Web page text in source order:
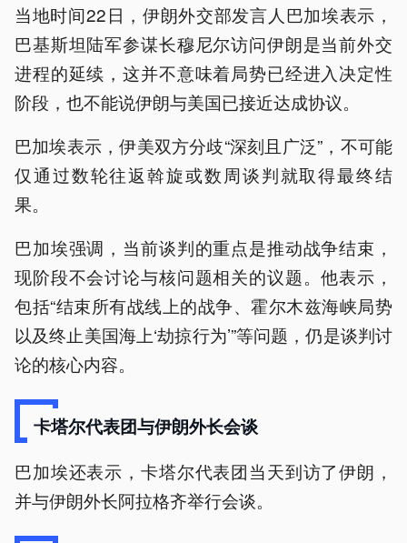
当地时间22日，伊朗外交部发言人巴加埃表示，
巴基斯坦陆军参谋长穆尼尔访问伊朗是当前外交
进程的延续，这并不意味着局势已经进入决定性
阶段，也不能说伊朗与美国已接近达成协议。
巴加埃表示，伊美双方分歧“深刻且广泛”，不可能
仅通过数轮往返斡旋或数周谈判就取得最终结
果。
巴加埃强调，当前谈判的重点是推动战争结束，
现阶段不会讨论与核问题相关的议题。他表示，
包括“结束所有战线上的战争、霍尔木兹海峡局势
以及终止美国海上‘劫掠行为’”等问题，仍是谈判讨
论的核心内容。
卡塔尔代表团与伊朗外长会谈
巴加埃还表示，卡塔尔代表团当天到访了伊朗，
并与伊朗外长阿拉格齐举行会谈。